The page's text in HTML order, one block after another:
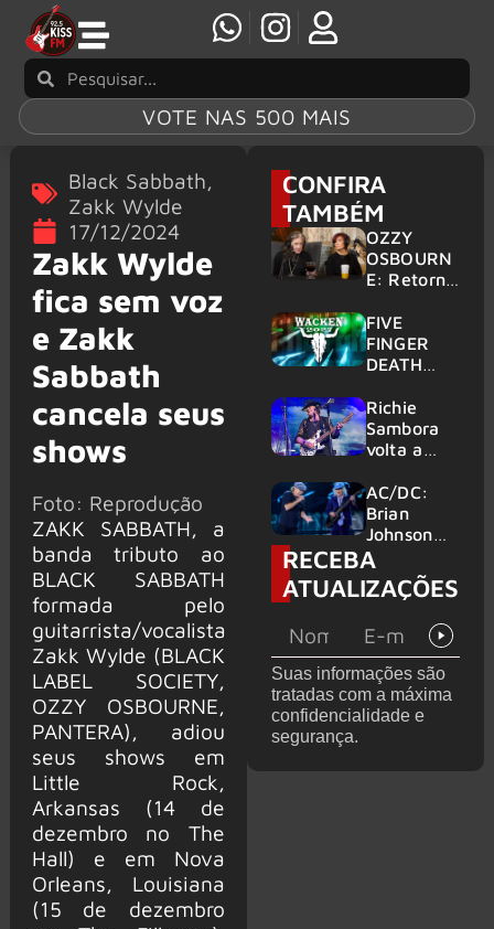
VOTE NAS 500 MAIS
Black Sabbath,
Zakk Wylde
17/12/2024
Zakk Wylde
fica sem voz
e Zakk
Sabbath
cancela seus
shows
Foto: Reprodução
ZAKK SABBATH, a
banda tributo ao
BLACK SABBATH
formada pelo
guitarrista/vocalista
Zakk Wylde (BLACK
LABEL SOCIETY,
OZZY OSBOURNE,
PANTERA), adiou
seus shows em
Little Rock,
Arkansas (14 de
dezembro no The
Hall) e em Nova
Orleans, Louisiana
(15 de dezembro
CONFIRA
TAMBÉM
OZZY
OSBOURN
E: Retorno
em 2027 é
confirmad
o por
FIVE
FINGER
DEATH
HELLOWE
EN:
Gigantes
anunciados
no Wacken
2027
Richie
Sambora
volta a
clássicos
do Bon
Jovi com o
supergrupo
Kings of
Chaos nos
Unidos
AC/DC:
Brian
Johnson
quase é
atingido
por canhão
RECEBA
ATUALIZAÇÕES
Suas informações são
tratadas com a máxima
confidencialidade e
segurança.